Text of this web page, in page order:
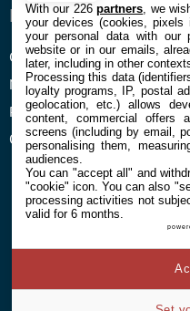
ENTREPRISE
Confidentialité et Cookies
Mentions légales et CGU
Préférences Cookies
Qui sommes nous
With our 226partners , we
your devices (cookies,
your personal data with our
website or in our emails,
later, including in other
Processing this data
loyalty programs, IP, postal
geolocation, etc.) allows
content, commercial offers
screens (including by email,
personalising them,
audiences.
You can "accept all" and
"cookie" icon. You can also
processing activities not
valid for 6 months.